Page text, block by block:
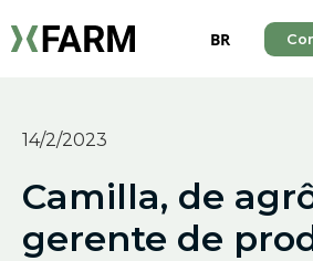
BR
14/2/2023
Camilla, de
gerente de